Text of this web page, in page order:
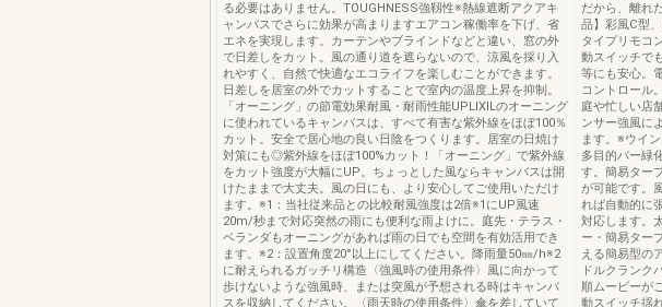
る必要はありません。TOUGHNESS強靱性※熱線遮断アクアキ
ャンバスでさらに効果が高まりますエアコン稼働率を下げ、省
エネを実現します。カーテンやブラインドなどと違い、窓の外
で日差しをカット。風の通り道を遮らないので、涼風を採り入
れやすく、自然で快適なエコライフを楽しむことができます。
日差しを居室の外でカットすることで室内の温度上昇を抑制。
「オーニング」の節電効果耐風・耐雨性能UPLIXILのオーニング
に使われているキャンバスは、すべて有害な紫外線をほぼ100％
カット。安全で居心地の良い日陰をつくります。居室の日焼け
対策にも◎紫外線をほぼ100%カット！「オーニング」で紫外線
をカット強度が大幅にUP。ちょっとした風ならキャンバスは開
けたままで大丈夫。風の日にも、より安心してご使用いただけ
ます。※1：当社従来品との比較耐風強度は2倍※1にUP風速
20m/秒まで対応突然の雨にも便利な雨よけに。庭先・テラス・
ベランダもオーニングがあれば雨の日でも空間を有効活用でき
ます。※2：設置角度20°以上にしてください。降雨量50㎜/h※2
に耐えられるガッチリ構造〈強風時の使用条件〉風に向かって
歩けないような強風時、または突風が予想される時はキャンバ
スを収納してください。〈雨天時の使用条件〉傘を差していて
だから、離れ
品】彩風C型
タイプリモコ
動スイッチで
等にも安心。
コントロール
庭や忙しい店
ンサー強風に
ます。※ウイ
多目的バー緑
す。簡易ター
が可能です。
れば自動的に
対応します。
ー・簡易ター
える簡易型の
ドルクランク
順ムービーが
動スイッチ揺